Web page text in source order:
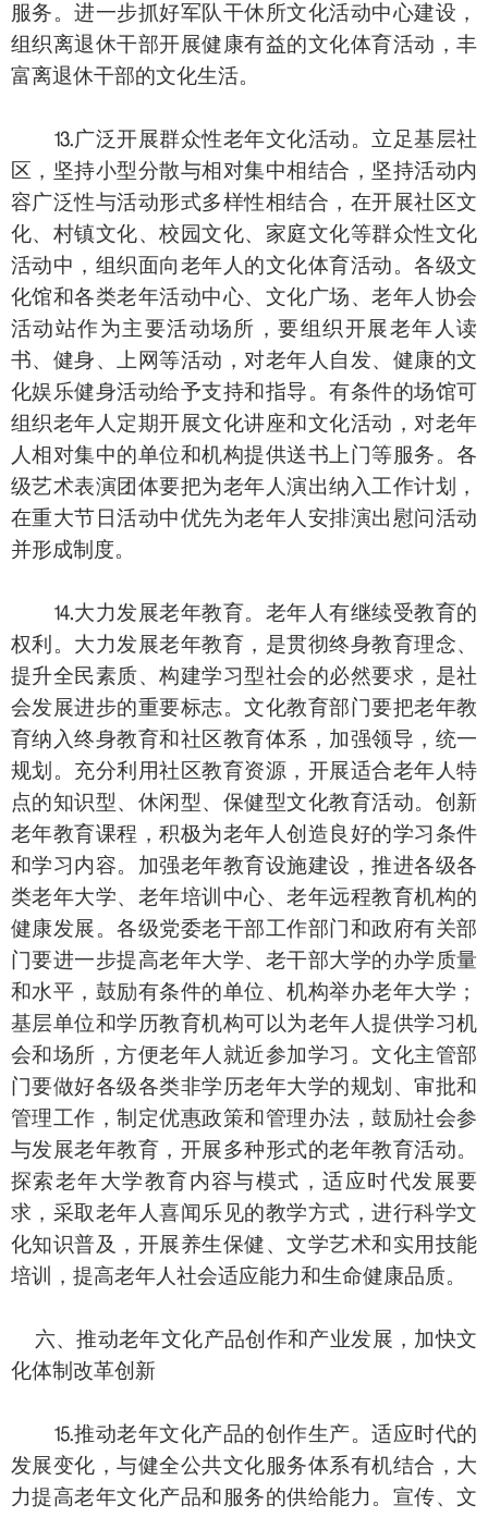
服务。进一步抓好军队干休所文化活动中心建设，
组织离退休干部开展健康有益的文化体育活动，丰
富离退休干部的文化生活。
⒔广泛开展群众性老年文化活动。立足基层社
区，坚持小型分散与相对集中相结合，坚持活动内
容广泛性与活动形式多样性相结合，在开展社区文
化、村镇文化、校园文化、家庭文化等群众性文化
活动中，组织面向老年人的文化体育活动。各级文
化馆和各类老年活动中心、文化广场、老年人协会
活动站作为主要活动场所，要组织开展老年人读
书、健身、上网等活动，对老年人自发、健康的文
化娱乐健身活动给予支持和指导。有条件的场馆可
组织老年人定期开展文化讲座和文化活动，对老年
人相对集中的单位和机构提供送书上门等服务。各
级艺术表演团体要把为老年人演出纳入工作计划，
在重大节日活动中优先为老年人安排演出慰问活动
并形成制度。
⒕大力发展老年教育。老年人有继续受教育的
权利。大力发展老年教育，是贯彻终身教育理念、
提升全民素质、构建学习型社会的必然要求，是社
会发展进步的重要标志。文化教育部门要把老年教
育纳入终身教育和社区教育体系，加强领导，统一
规划。充分利用社区教育资源，开展适合老年人特
点的知识型、休闲型、保健型文化教育活动。创新
老年教育课程，积极为老年人创造良好的学习条件
和学习内容。加强老年教育设施建设，推进各级各
类老年大学、老年培训中心、老年远程教育机构的
健康发展。各级党委老干部工作部门和政府有关部
门要进一步提高老年大学、老干部大学的办学质量
和水平，鼓励有条件的单位、机构举办老年大学；
基层单位和学历教育机构可以为老年人提供学习机
会和场所，方便老年人就近参加学习。文化主管部
门要做好各级各类非学历老年大学的规划、审批和
管理工作，制定优惠政策和管理办法，鼓励社会参
与发展老年教育，开展多种形式的老年教育活动。
探索老年大学教育内容与模式，适应时代发展要
求，采取老年人喜闻乐见的教学方式，进行科学文
化知识普及，开展养生保健、文学艺术和实用技能
培训，提高老年人社会适应能力和生命健康品质。
六、推动老年文化产品创作和产业发展，加快文
化体制改革创新
⒖推动老年文化产品的创作生产。适应时代的
发展变化，与健全公共文化服务体系有机结合，大
力提高老年文化产品和服务的供给能力。宣传、文